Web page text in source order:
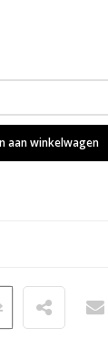
aan winkelwagen